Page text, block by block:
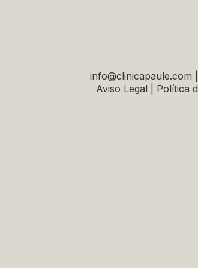
info@clinicapaule.com
Aviso Legal | Política